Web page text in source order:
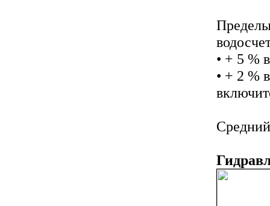
• + 5 %
• + 2 %